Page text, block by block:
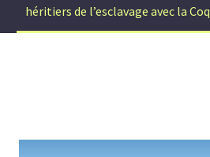
héritiers de l’esclavage avec la